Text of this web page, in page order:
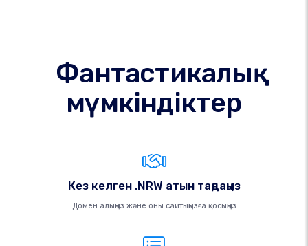
Фантастикалық
мүмкіндіктер
Кез келген .NRW атын таңдаңыз
Домен алыңыз және оны сайтыңызға қосыңыз